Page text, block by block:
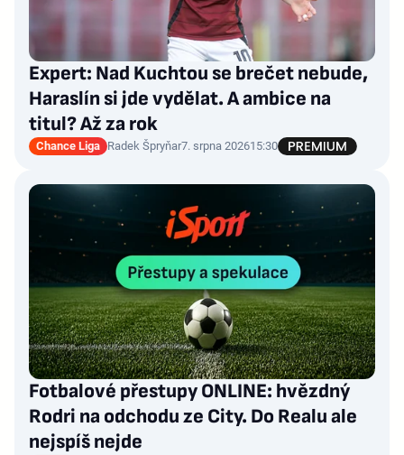
Expert: Nad Kuchtou se brečet nebude,
Haraslín si jde vydělat. A ambice na
titul? Až za rok
Chance Liga Radek Špryňar7. srpna 202615:30
Fotbalové přestupy ONLINE: hvězdný
Rodri na odchodu ze City. Do Realu ale
nejspíš nejde